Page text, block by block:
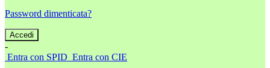
Password dimenticata?
-
Entra con SPID Entra con CIE